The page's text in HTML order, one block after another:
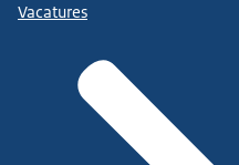
Vacatures